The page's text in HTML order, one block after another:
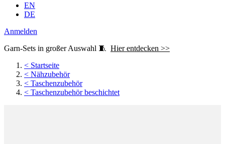
EN
DE
Anmelden
Garn-Sets in großer Auswahl 🧵 Hier entdecken >>
< Startseite
< Nähzubehör
< Taschenzubehör
< Taschenzubehör beschichtet